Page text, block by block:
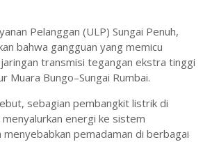
Pelanggan (ULP) Sungai Penuh,
bahwa gangguan yang memicu
transmisi tegangan ekstra tinggi
Muara Bungo–Sungai Rumbai.
sebagian pembangkit listrik di
energi ke sistem
pemadaman di berbagai